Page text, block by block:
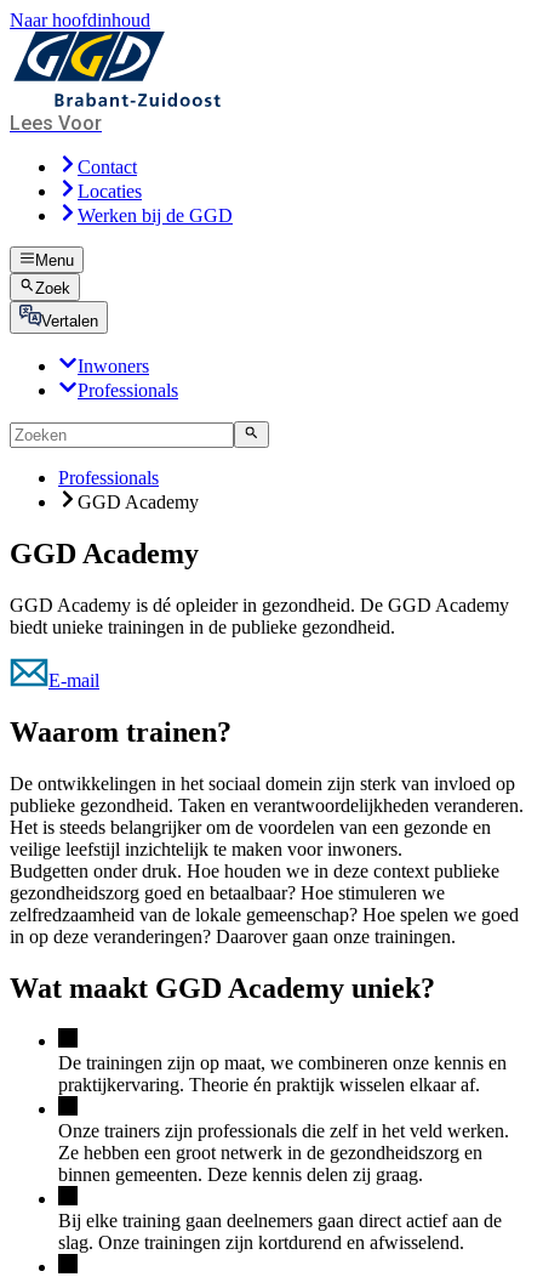
Naar hoofdinhoud
Lees Voor
Contact
Locaties
Werken bij de GGD
Menu
Zoek
Vertalen
Inwoners
Professionals
Professionals
GGD Academy
GGD Academy
GGD Academy is dé opleider in gezondheid. De GGD Academy
biedt unieke trainingen in de publieke gezondheid.
E-mail
Waarom trainen?
De ontwikkelingen in het sociaal domein zijn sterk van invloed op
publieke gezondheid. Taken en verantwoordelijkheden veranderen.
Het is steeds belangrijker om de voordelen van een gezonde en
veilige leefstijl inzichtelijk te maken voor inwoners.
Budgetten onder druk. Hoe houden we in deze context publieke
gezondheidszorg goed en betaalbaar? Hoe stimuleren we
zelfredzaamheid van de lokale gemeenschap? Hoe spelen we goed
in op deze veranderingen? Daarover gaan onze trainingen.
Wat maakt GGD Academy uniek?
De trainingen zijn op maat, we combineren onze kennis en
praktijkervaring. Theorie én praktijk wisselen elkaar af.
Onze trainers zijn professionals die zelf in het veld werken.
Ze hebben een groot netwerk in de gezondheidszorg en
binnen gemeenten. Deze kennis delen zij graag.
Bij elke training gaan deelnemers gaan direct actief aan de
slag. Onze trainingen zijn kortdurend en afwisselend.